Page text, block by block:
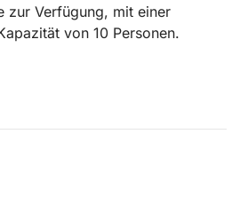
zur Verfügung, mit einer
von 10 Personen.